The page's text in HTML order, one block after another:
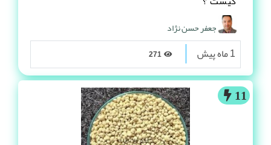
جعفر حسن نژاد
1 ماه پیش
11